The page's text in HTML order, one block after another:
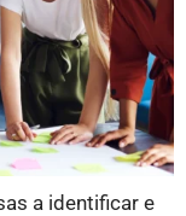
a identificar e